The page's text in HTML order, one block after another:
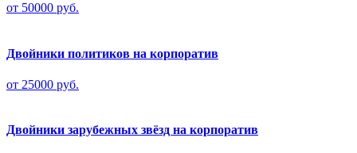
от 50000 руб.
Двойники политиков на корпоратив
от 25000 руб.
Двойники зарубежных звёзд на корпоратив